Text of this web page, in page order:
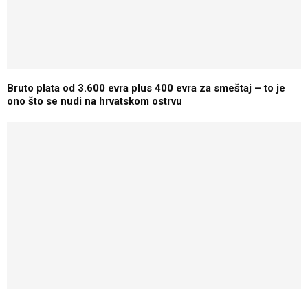
Bruto plata od 3.600 evra plus 400 evra za smeštaj – to je
ono što se nudi na hrvatskom ostrvu